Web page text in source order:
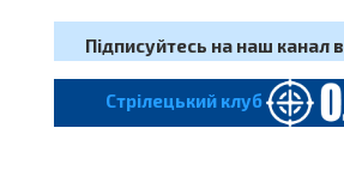
Підписуйтесь на наш канал в
Cтрілецький клуб